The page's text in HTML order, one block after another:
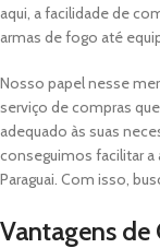
aqui, a facilidade de
armas de fogo até
Nosso papel nesse
serviço de compras
adequado às suas
conseguimos facilitar
Paraguai. Com isso,
Vantagens de